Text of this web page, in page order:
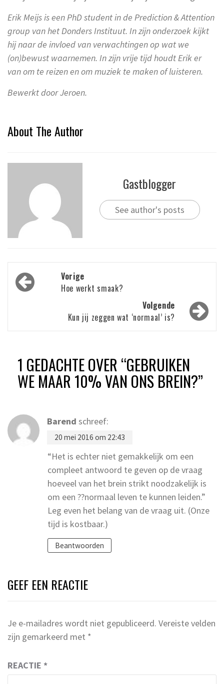
Erik Meijs is een PhD student in de Prediction & Attention
group van het Donders Instituut. In zijn onderzoek kijkt
hij naar de invloed van verwachtingen op wat we
(on)bewust waarnemen. In zijn vrije tijd houdt Erik er
van om te reizen en om muziek te maken of luisteren.
Bewerkt door Jeroen.
About The Author
Gastblogger
See author's posts
Bericht
navigatie
Vorige
Hoe werkt smaak?
Volgende
Kun jij zeggen wat ‘normaal’ is?
1 GEDACHTE OVER “GEBRUIKEN
WE MAAR 10% VAN ONS BREIN?”
Barend schreef:
20 mei 2016 om 22:43
“Het is echter niet gemakkelijk om een
compleet antwoord te geven op de vraag
hoeveel van het brein strikt noodzakelijk is
om een ??normaal leven te kunnen leiden.”
Leg even het belang van de vraag uit. (Onze
tijd is kostbaar.)
Beantwoorden
GEEF EEN REACTIE
Je e-mailadres wordt niet gepubliceerd. Vereiste velden
zijn gemarkeerd met *
REACTIE *